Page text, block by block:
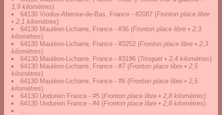
1,9 kilomètres)
64130 Viodos-Abense-de-Bas, France - #2087 (Fronton place libre
• 2,1 kilomètres)
64130 Mauléon-Licharre, France - #36 (Fronton place libre • 2,3
kilomètres)
64130 Mauléon-Licharre, France - #3252 (Fronton place libre • 2,3
kilomètres)
64130 Mauléon-Licharre, France - #3196 (Trinquet • 2,4 kilomètres)
64130 Mauléon-Licharre, France - #7 (Fronton place libre • 2,5
kilomètres)
64130 Mauléon-Licharre, France - #6 (Fronton place libre • 2,5
kilomètres)
64130 Undurein France - #5 (Fronton place libre • 2,8 kilomètres)
64130 Undurein France - #4 (Fronton place libre • 2,8 kilomètres)
...